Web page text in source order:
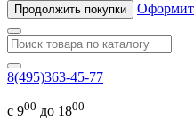
Продолжить покупки
8(495)363-45-77
с 900 до 1800